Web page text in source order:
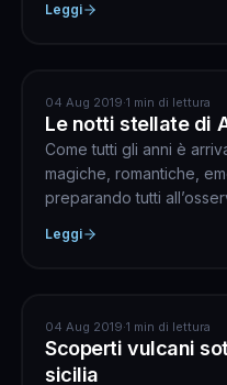
Leggi
ASTRONOMIA
04 Aug 2019·1 min di lettura
Le notti stellate di
Come tutti gli anni è
magiche, romantiche,
preparando tutti
Leggi
GEOLOGIA
04 Aug 2019·1 min di lettura
Scoperti vulcani
sicilia